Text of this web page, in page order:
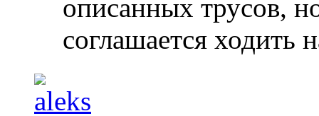
описанных трусов,
соглашается ходить